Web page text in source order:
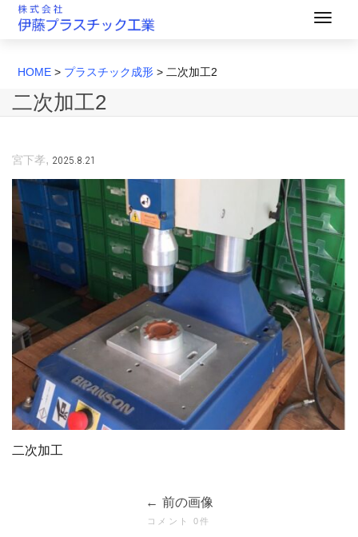
HOME > プラスチック成形 > 二次加工2
二次加工2
宮下孝, 2025.8.21
二次加工
前の画像
コメント 0件